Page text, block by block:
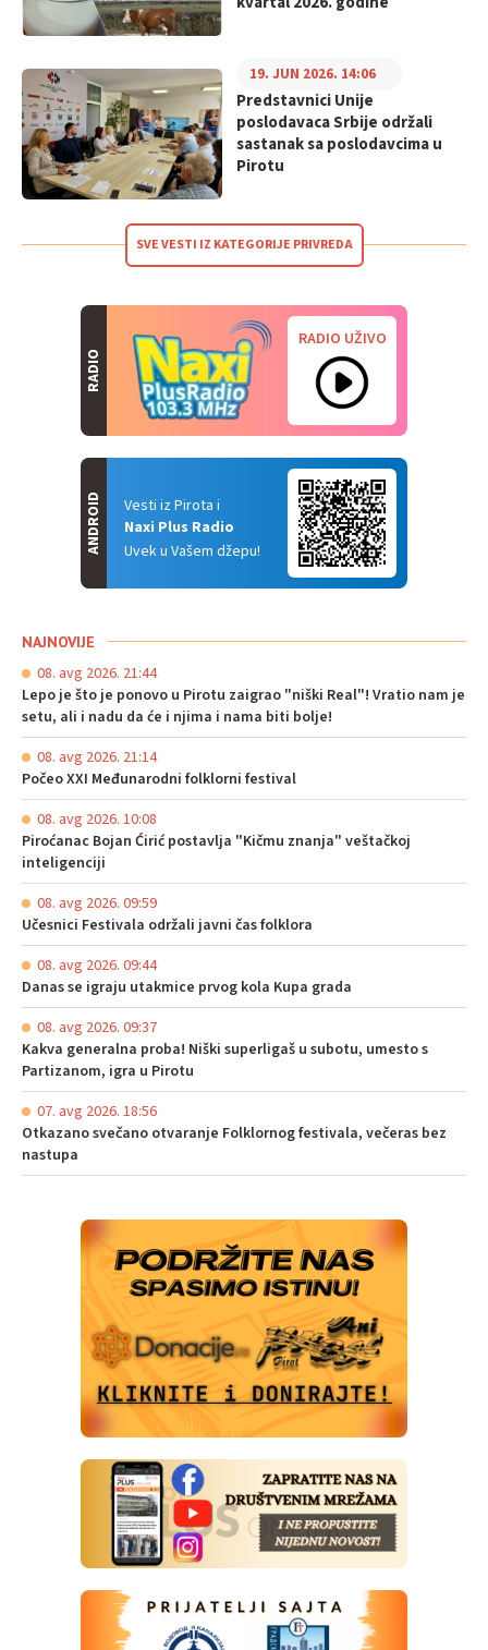
Predstavnici Unije
poslodavaca Srbije održali
sastanak sa poslodavcima u
Pirotu
19. JUN 2026. 14:06
SVE VESTI IZ KATEGORIJE PRIVREDA
RADIO
RADIO UŽIVO
Vesti iz Pirota i
Naxi Plus Radio
Uvek u Vašem džepu!
ANDROID
NAJNOVIJE
08. avg 2026. 21:44
Lepo je što je ponovo u Pirotu zaigrao "niški Real"! Vratio nam je
setu, ali i nadu da će i njima i nama biti bolje!
08. avg 2026. 21:14
Počeo XXI Međunarodni folklorni festival
08. avg 2026. 10:08
Piroćanac Bojan Ćirić postavlja "Kičmu znanja" veštačkoj
inteligenciji
08. avg 2026. 09:59
Učesnici Festivala održali javni čas folklora
08. avg 2026. 09:44
Danas se igraju utakmice prvog kola Kupa grada
08. avg 2026. 09:37
Kakva generalna proba! Niški superligaš u subotu, umesto s
Partizanom, igra u Pirotu
07. avg 2026. 18:56
Otkazano svečano otvaranje Folklornog festivala, večeras bez
nastupa